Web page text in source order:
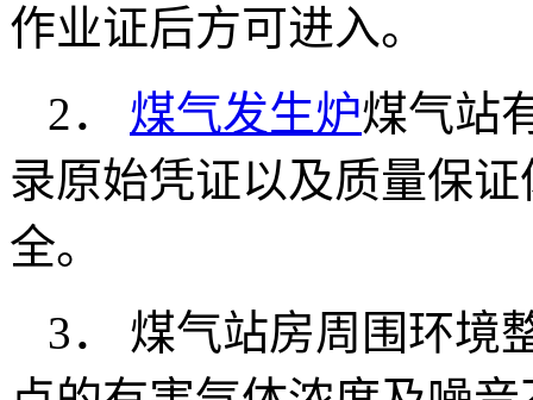
作业证后方可进入。
2． 煤气发生炉煤气站
录原始凭证以及质量保
全。
3． 煤气站房周围环境